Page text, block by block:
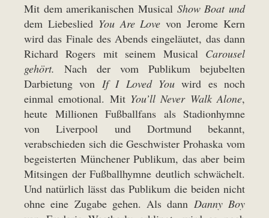
Mit dem amerikanischen Musical Show Boat und
dem Liebeslied You Are Love von Jerome Kern
wird das Finale des Abends eingeläutet, das dann
Richard Rogers mit seinem Musical Carousel
gehört. Nach der vom Publikum bejubelten
Darbietung von If I Loved Youwird es noch
einmal emotional. Mit You’ll Never Walk Alone,
heute Millionen Fußballfans als Stadionhymne
von Liverpool und Dortmund bekannt,
verabschieden sich die Geschwister Prohaska vom
begeisterten Münchener Publikum, das aber beim
Mitsingen der Fußballhymne deutlich schwächelt.
Und natürlich lässt das Publikum die beiden nicht
ohne eine Zugabe gehen. Als dann Danny Boy